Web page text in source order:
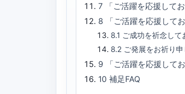
7
「ご活躍を応援して
8
「ご活躍を応援して
8.1 ご成功を祈念して
8.2 ご発展をお祈り
9
「ご活躍を応援して
10補足FAQ